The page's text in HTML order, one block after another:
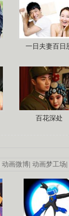
一日夫妻百日
百花深处
动画微博| 动画梦工场|